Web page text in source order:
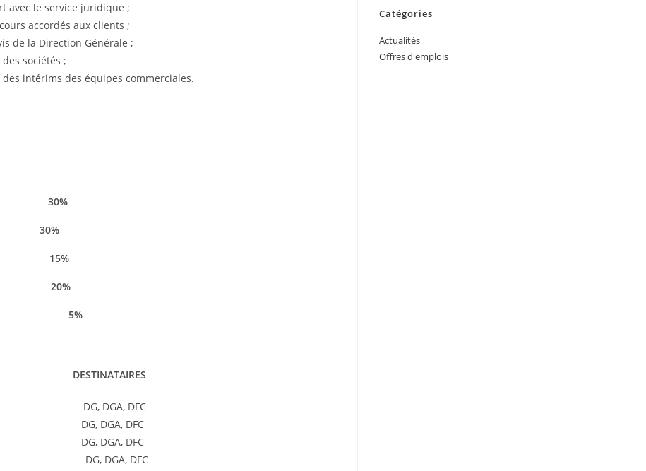
avec le service juridique ;
accordés aux clients ;
de la Direction Générale ;
sociétés ;
intérims des équipes commerciales.
30%
30%
15%
20%
DG, DGA, DFC
clients DG, DGA, DFC
client DG, DGA, DFC
DG, DGA, DFC
Catégories
Actualités
Offres d'emplois